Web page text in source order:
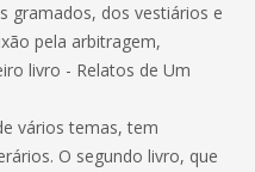
gramados, dos vestiários e
pela arbitragem,
livro - Relatos de Um
vários temas, tem
O segundo livro, que